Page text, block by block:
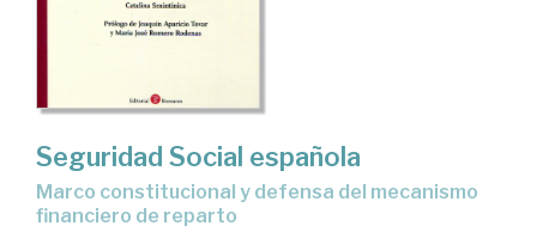
Seguridad Social española
marco constitucional y defensa del mecanismo
financiero de reparto